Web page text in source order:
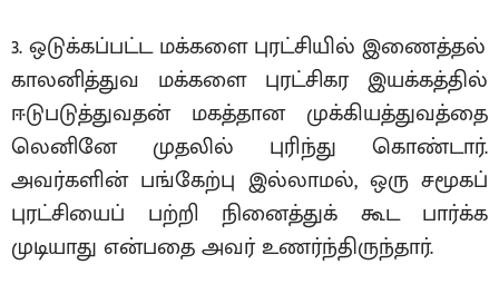
3. ஒடுக்கப்பட்ட மக்களை புரட்சியில் இணைத்தல்
காலனித்துவ மக்களை புரட்சிகர இயக்கத்தில்
ஈடுபடுத்துவதன் மகத்தான முக்கியத்துவத்தை
லெனினே முதலில் புரிந்து கொண்டார்.
அவர்களின் பங்கேற்பு இல்லாமல், ஒரு சமூகப்
புரட்சியைப் பற்றி நினைத்துக் கூட பார்க்க
முடியாது என்பதை அவர் உணர்ந்திருந்தார்.